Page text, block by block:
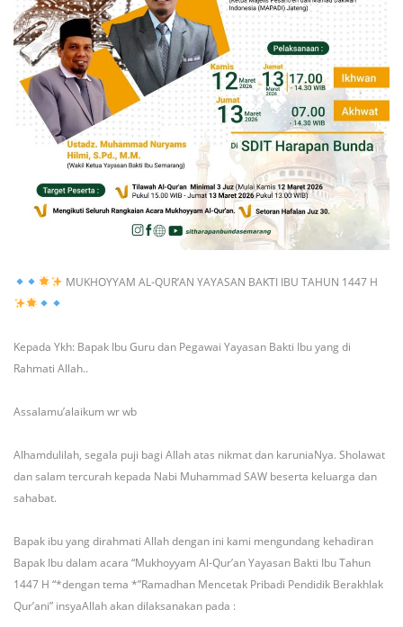
MUKHOYYAM AL-QUR’AN YAYASAN BAKTI IBU TAHUN 1447 H
Kepada Ykh: Bapak Ibu Guru dan Pegawai Yayasan Bakti Ibuyang di
Rahmati Allah..
Assalamu’alaikum wr wb
Alhamdulilah, segala puji bagi Allah atas nikmat dan karuniaNya. Sholawat
dan salam tercurah kepada Nabi Muhammad SAW beserta keluarga dan
sahabat.
Bapak ibu yang dirahmati Allah dengan ini kami mengundang kehadiran
Bapak Ibu dalam acara “Mukhoyyam Al-Qur’an Yayasan Bakti Ibu Tahun
1447 H “*dengan tema *”Ramadhan Mencetak Pribadi Pendidik Berakhlak
Qur’ani” insyaAllah akan dilaksanakan pada :